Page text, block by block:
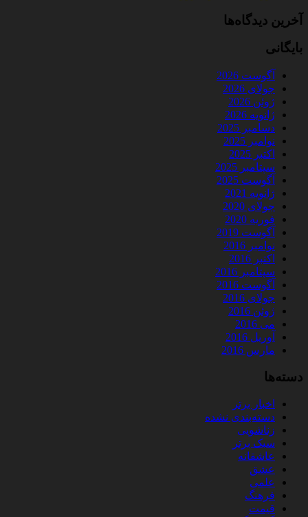
آخرین دیدگاه‌ها
بایگانی
آگوست 2026
جولای 2026
ژوئن 2026
ژانویه 2026
دسامبر 2025
نوامبر 2025
اکتبر 2025
سپتامبر 2025
آگوست 2025
ژانویه 2021
جولای 2020
فوریه 2020
آگوست 2019
نوامبر 2016
اکتبر 2016
سپتامبر 2016
آگوست 2016
جولای 2016
ژوئن 2016
می 2016
آوریل 2016
مارس 2016
دسته‌ها
اخبار برتر
دسته‌بندی نشده
زناشویی
سبک برتر
عاشقانه
عشق
علمی
فرهنگ
قیمت